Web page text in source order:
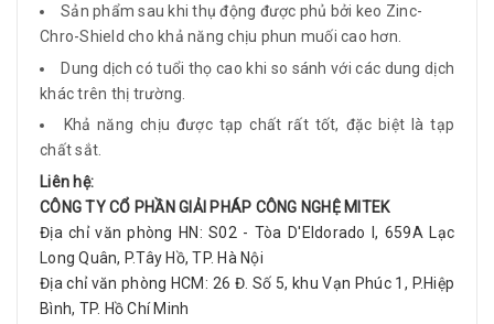
Sản phẩm sau khi thụ động được phủ bởi keo Zinc-
Chro-Shield cho khả năng chịu phun muối cao hơn.
Dung dịch có tuổi thọ cao khi so sánh với các dung dịch
khác trên thị trường.
Khả năng chịu được tạp chất rất tốt, đặc biệt là tạp
chất sắt.
Liên hệ:
CÔNG TY CỔ PHẦN GIẢI PHÁP CÔNG NGHỆ MITEK
Địa chỉ văn phòng HN: S02 - Tòa D'Eldorado I, 659A Lạc
Long Quân, P.Tây Hồ, TP. Hà Nội
Địa chỉ văn phòng HCM: 26 Đ. Số 5, khu Vạn Phúc 1, P.Hiệp
Bình, TP. Hồ Chí Minh